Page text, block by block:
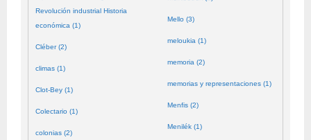
Revolución industrial Historia
económica (1)
Cléber (2)
climas (1)
Clot-Bey (1)
Colectario (1)
colonias (2)
Mello (3)
meloukia (1)
memoria (2)
memorias y representaciones (1)
Menfis (2)
Menilék (1)